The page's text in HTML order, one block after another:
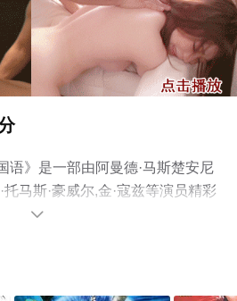
语》是一部由阿曼德·马斯楚安尼
马斯·豪威尔,金·寇兹等演员精彩
费观看高清未删减完整版电影大
